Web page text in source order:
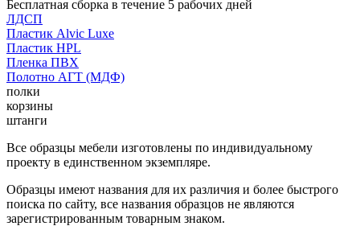
Бесплатная сборка в течение 5 рабочих дней
ЛДСП
Пластик Alvic Luxe
Пластик HPL
Пленка ПВХ
Полотно АГТ (МДФ)
полки
корзины
штанги
Все образцы мебели изготовлены по индивидуальному
проекту в единственном экземпляре.
Образцы имеют названия для их различия и более быстрого
поиска по сайту, все названия образцов не являются
зарегистрированным товарным знаком.